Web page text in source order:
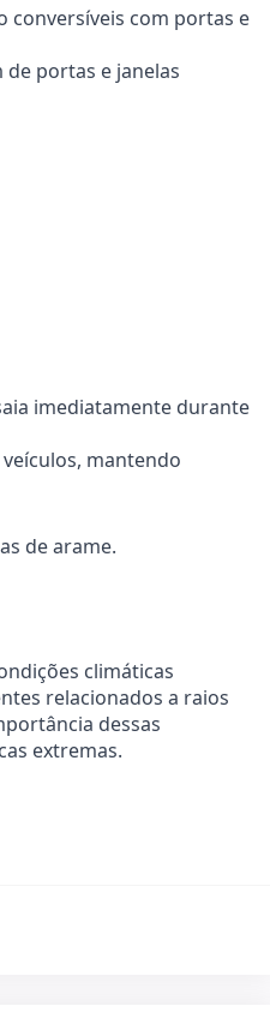
conversíveis com portas e
portas e janelas
imediatamente durante
mantendo
de arame.
climáticas
relacionados a raios
dessas
extremas.